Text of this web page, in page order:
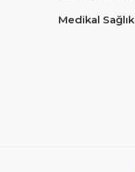
Medikal Sağlık